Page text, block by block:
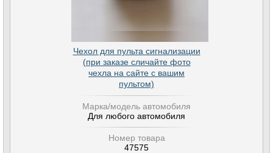
Чехол для пульта сигнализации
(при заказе сличайте фото
чехла на сайте с вашим
пультом)
Марка/модель автомобиля
Для любого автомобиля
Номер товара
47575